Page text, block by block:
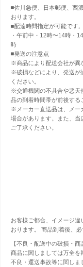
■佐川急便、日本郵便、西
おります。
■配達時間指定が可能です
・午前中・12時〜14時・
時
■発送の注意点
※商品により配送会社が異
※破損などにより、発送が
ください。
※交通機関の不具合や悪天
品の到着時間帯が前後する
※メーカー直送品は、メー
場合があります。また、当
ご了承ください。
お客様ご都合、イメージ
おります。 商品到着後、
【不良・配送中の破損・
商品に関しましては万全
不良・運送事故等に関し